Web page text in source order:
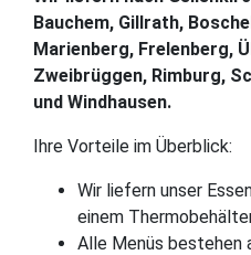
Bauchem, Gillrath,
Marienberg, Frelenberg,
Zweibrüggen, Rimburg,
und Windhausen.
Ihre Vorteile im Überblick:
Wir liefern unser
einem
Alle Menüs bestehen